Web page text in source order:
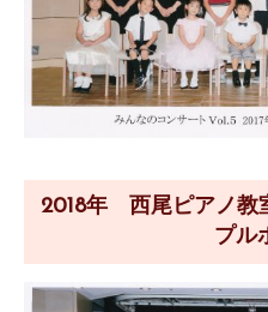
2018年 西尾ピアノ教
プル